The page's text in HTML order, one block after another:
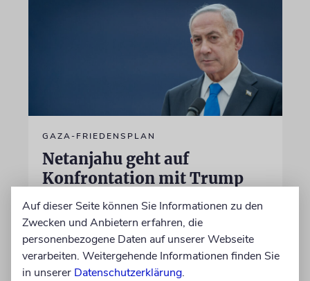
GAZA-FRIEDENSPLAN
Netanjahu geht auf
Konfrontation mit Trump
Premier Benjamin Netanjahu hat sich im
Zusammenhang mit dem Friedensplan für
Gaza offen gegen US-Präsident Trump und
dessen »Board of Peace« gestellt. Das könnte
auch am Wahlkampf liegen
Auf dieser Seite können Sie Informationen zu den
Zwecken und Anbietern erfahren, die
personenbezogene Daten auf unserer Webseite
verarbeiten. Weitergehende Informationen finden Sie
in unserer Datenschutzerklärung.